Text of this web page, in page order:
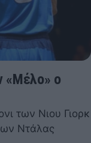
«Μέλο» ο
των Νιου Γιορκ
Ντάλας